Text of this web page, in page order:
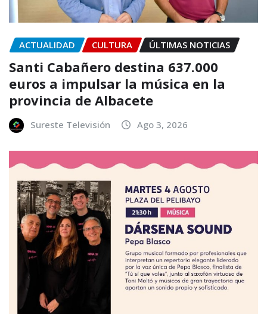
ACTUALIDAD CULTURA ÚLTIMAS NOTICIAS
Santi Cabañero destina 637.000
euros a impulsar la música en la
provincia de Albacete
Sureste Televisión Ago 3, 2026